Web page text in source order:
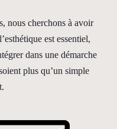
nous cherchons à avoir
est essentiel,
dans une démarche
plus qu’un simple